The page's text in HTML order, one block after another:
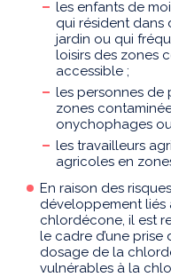
les enfants de
qui résident dans
jardin ou qui
loisirs des zones
accessible ;
les personnes de
zones
onychophages
les travailleurs
agricoles en
En raison des
développement liés
chlordécone, il est
le cadre d’une
dosage de la
vulnérables à la